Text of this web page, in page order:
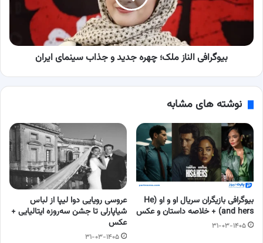
و
جذاب
ایران
بیوگرافی الناز ملک؛ چهره جدید و جذاب سینمای ایران
نوشته های مشابه
بیوگرافی بازیگران سریال او و او (He
and hers) + خلاصه داستان و عکس
۳۱-۰۳-۱۴۰۵
عروسی رویایی دوا لیپا از لباس
شیاپارلی تا جشن سه‌روزه ایتالیایی +
عکس
۳۱-۰۳-۱۴۰۵